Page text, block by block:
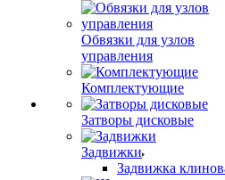
Обвязки для узлов
управления
Комплектующие
Затворы дисковые
Задвижки
Задвижка